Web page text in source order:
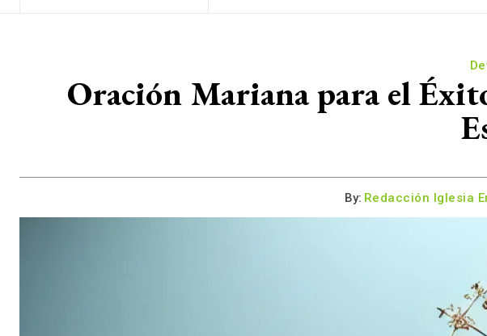
Oración Mariana para el
By: Redacción Iglesia